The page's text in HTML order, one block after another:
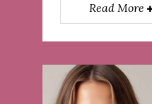
Read More